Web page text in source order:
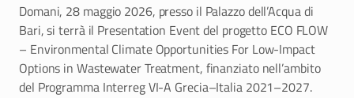
Domani, 28 maggio 2026, presso il Palazzo dell’Acqua di
Bari, si terrà il Presentation Event del progetto ECO FLOW
– Environmental Climate Opportunities For Low-Impact
Options in Wastewater Treatment, finanziato nell’ambito
del Programma Interreg VI-A Grecia–Italia 2021–2027.